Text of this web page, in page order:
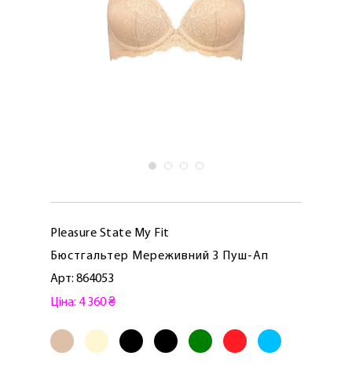
Pleasure State My Fit
Бюстгальтер Мереживний З Пуш-Ап
Арт: 864053
Ціна: 4 360 ₴